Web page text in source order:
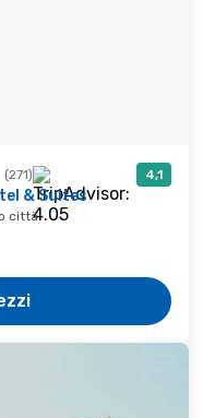
(271) 4,1
& Suites
città